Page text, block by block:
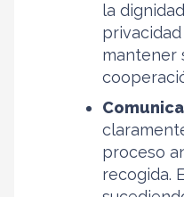
la
mantener
proceso
recogida.